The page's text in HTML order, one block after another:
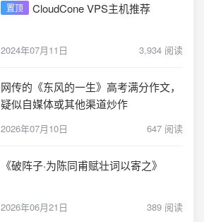
置顶 CloudCone VPS主机推荐
2024年07月11日 3,934 阅读
网传的《东风的一生》高考满分作文，
疑似自媒体或其他渠道炒作
2026年07月10日 647 阅读
《破阵子·为陈同甫赋壮词以寄之》
2026年06月21日 389 阅读